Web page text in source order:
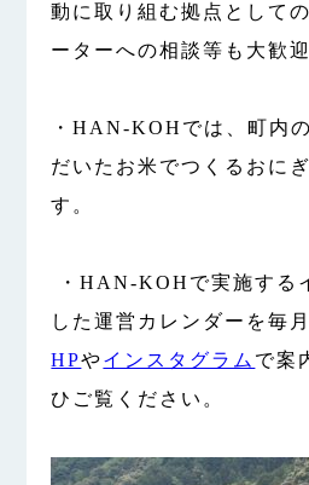
動に取り組む拠点として
ーターへの相談等も大歓迎
・HAN-KOHでは、町内
だいたお米でつくるおに
す。
・HAN-KOHで実施する
した運営カレンダーを毎
HPやインスタグラム で案
ひご覧ください。